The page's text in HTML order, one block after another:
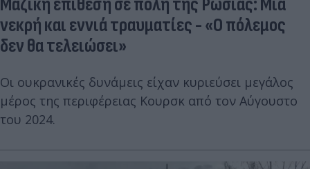
νεκρή και εννιά τραυματίες - «Ο πόλεμος
δεν θα τελειώσει»
Οι ουκρανικές δυνάμεις είχαν κυριεύσει μεγάλος
μέρος της περιφέρειας Κουρσκ από τον Αύγουστο
του 2024.